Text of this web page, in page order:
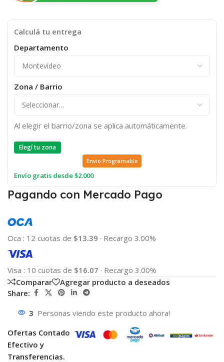
Calculá tu entrega
Departamento
Zona / Barrio
Al elegir el barrio/zona se aplica automáticamente.
Elegí tu zona
Envio Programable
Envío gratis desde $2.000
Pagando con Mercado Pago
Oca : 12 cuotas de $13.39 · Recargo 3.00%
Visa : 10 cuotas de $16.07 · Recargo 3.00%
Comparar
Agregar producto a deseados
Share:
3 Personas viendo este producto ahora!
Ofertas Contado
Efectivo y
Transferencias.